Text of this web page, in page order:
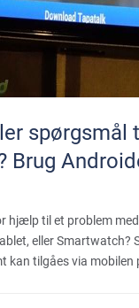
spørgsmål
Brug
hjælp til et problem
eller Smartwatch?
kan tilgåes via mobilen